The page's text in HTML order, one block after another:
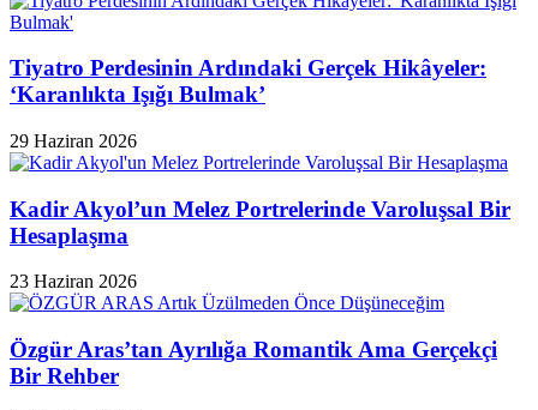
Tiyatro Perdesinin Ardındaki Gerçek Hikâyeler:
‘Karanlıkta Işığı Bulmak’
29 Haziran 2026
Kadir Akyol’un Melez Portrelerinde Varoluşsal Bir
Hesaplaşma
23 Haziran 2026
Özgür Aras’tan Ayrılığa Romantik Ama Gerçekçi
Bir Rehber